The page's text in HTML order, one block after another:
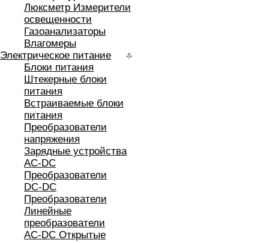
Люксметр Измерители
освещенности
Газоанализаторы
Влагомеры
Электрическое питание
Блоки питания
Штекерные блоки
питания
Встраиваемые блоки
питания
Преобразователи
напряжения
Зарядные устройства
AC-DC
Преобразователи
DC-DC
Преобразователи
Линейные
преобразователи
AC-DC Открытые